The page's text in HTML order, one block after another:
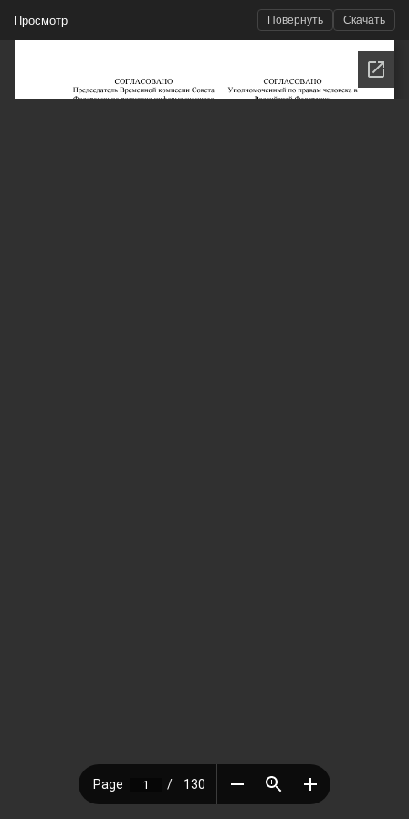
Просмотр Повернуть Скачать